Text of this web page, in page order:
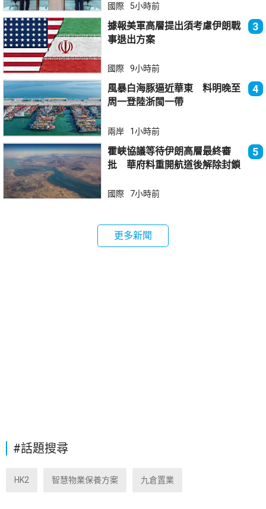
國際 5小時前
據報美軍高層提出須考慮伊朗戰
事退出方案
3
國際 9小時前
風暴白海豚逼近華東 料明晚至
周一登陸浙閩一帶
4
兩岸 1小時前
霍峽協議等待伊朗高層最終審
批 華府料重開航道後解除封鎖
5
國際 7小時前
更多新聞
#話題搜尋
HK2 智慧物業保養方案 九倉置業